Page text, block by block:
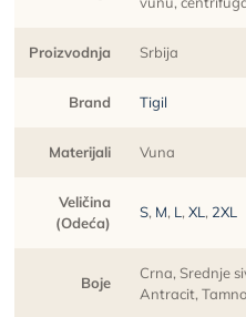
Proizvodnja Srbija
Brand Tigil
Materijali Vuna
Veličina
(Odeća)
S, M, L , XL , 2XL
Boje
Crna, Srednje
Antracit,